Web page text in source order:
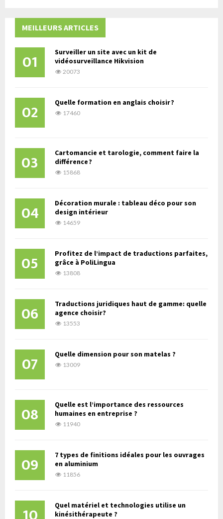
MEILLEURS ARTICLES
01
Surveiller un site avec un kit de
vidéosurveillance Hikvision
20073
02 Quelle formation en anglais choisir ?
17460
03
Cartomancie et tarologie, comment faire la
différence ?
15868
04
Décoration murale : tableau déco pour son
design intérieur
14659
05
Profitez de l’impact de traductions parfaites,
grâce à PoliLingua
13808
06
Traductions juridiques haut de gamme: quelle
agence choisir?
13553
07 Quelle dimension pour son matelas ?
13009
08
Quelle est l’importance des ressources
humaines en entreprise ?
11940
09
7 types de finitions idéales pour les ouvrages
en aluminium
11856
Quel matériel et technologies utilise un
kinésithérapeute ?